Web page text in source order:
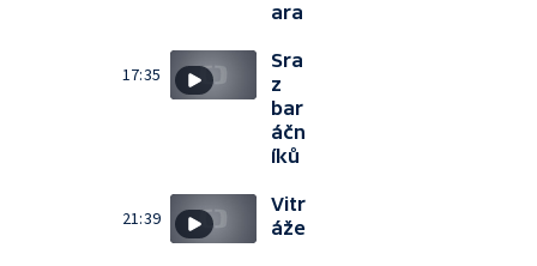
ara
17:35
Sra
z
bar
áčn
íků
21:39
Vitr
áže